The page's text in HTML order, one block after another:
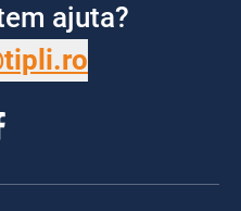
ajuta?